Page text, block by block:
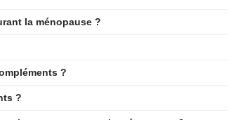
la ménopause ?
?
?